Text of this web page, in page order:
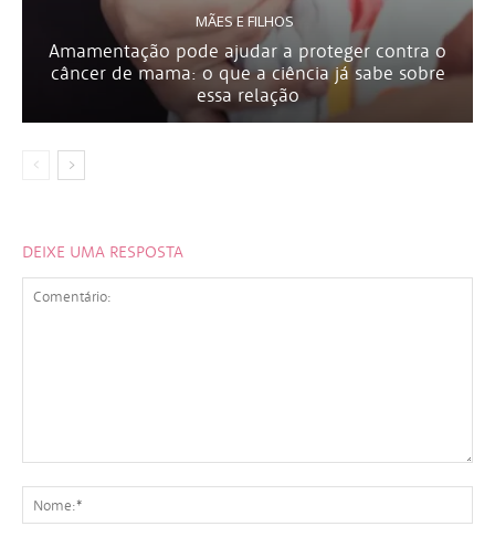
MÃES E FILHOS
Amamentação pode ajudar a proteger contra o
câncer de mama: o que a ciência já sabe sobre
essa relação
DEIXE UMA RESPOSTA